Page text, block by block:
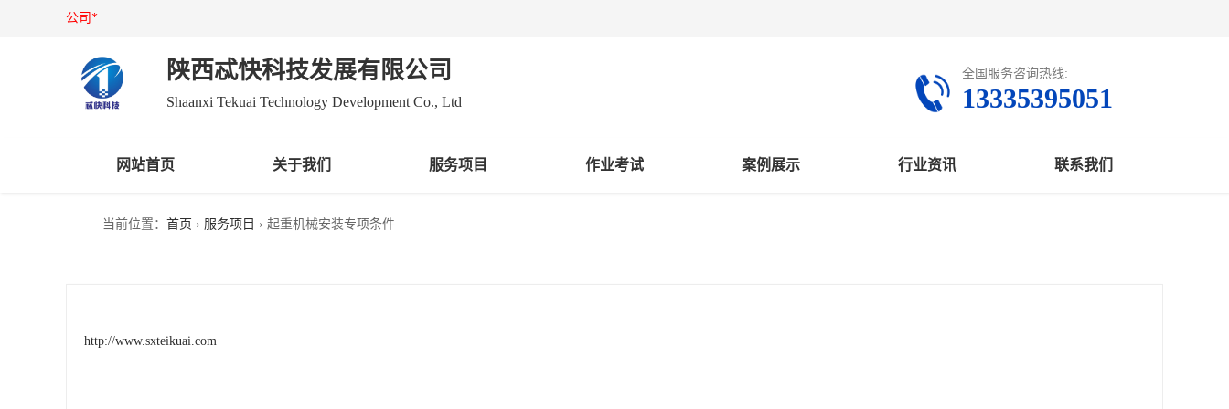
公司*
陕西忒快科技发展有限公司
Shaanxi Tekuai Technology Development Co., Ltd
全国服务咨询热线:
13335395051
网站首页 关于我们 服务项目 作业考试 案例展示 行业资讯 联系我们
当前位置： 首页 › 服务项目 › 起重机械安装专项条件
http://www.sxteikuai.com